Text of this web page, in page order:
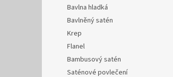
Bavlna hladká
Bavlněný satén
Krep
Flanel
Bambusový satén
Saténové povlečení